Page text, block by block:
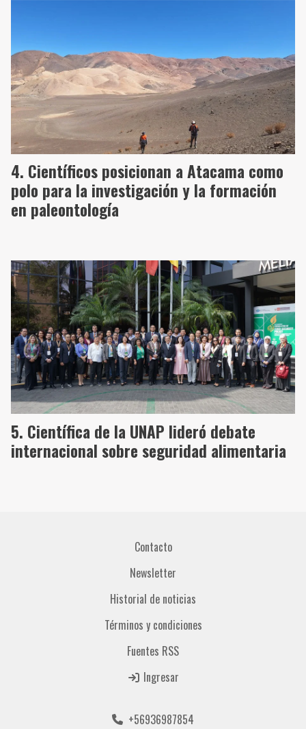
Científicos posicionan a Atacama como
polo para la investigación y la formación
en paleontología
Científica de la UNAP lideró debate
internacional sobre seguridad alimentaria
Contacto
Newsletter
Historial de noticias
Términos y condiciones
Fuentes RSS
Ingresar
+56936987854